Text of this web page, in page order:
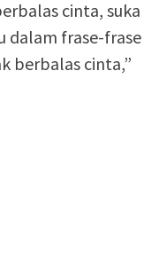
cinta, suka
dalam frase-frase
berbalas cinta,”